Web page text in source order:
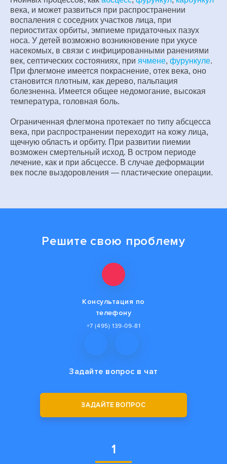
века, и может развиться при распространении
воспаления с соседних участков лица, при
периоститах орбиты, эмпиеме придаточных пазух
носа. У детей возможно возникновение при укусе
насекомых, в связи с инфицированными ранениями
век, септических состояниях, при ячмене, фурункуле.
При флегмоне имеется покраснение, отек века, оно
становится плотным, как дерево, пальпация
болезненна. Имеется общее недомогание, высокая
температура, головная боль.
Ограниченная флегмона протекает по типу абсцесса
века, при распространении переходит на кожу лица,
щечную область и орбиту. При развитии пиемии
возможен смертельный исход. В остром периоде
лечение, как и при абсцессе. В случае деформации
век после выздоровления — пластические операции.
Решите свою проблему
Консультация по
телефону
+7 (495) 139-09-81
Задайте вопрос в чат
1
ЗАДАЙТЕ ВОПРОС